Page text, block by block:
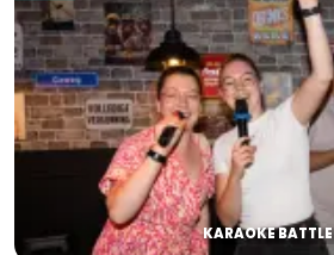
KARAOKE BATTLE